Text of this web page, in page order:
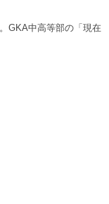
GKA中高等部の「現在